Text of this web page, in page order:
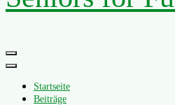
Primäres
Menü
Startseite
Beiträge